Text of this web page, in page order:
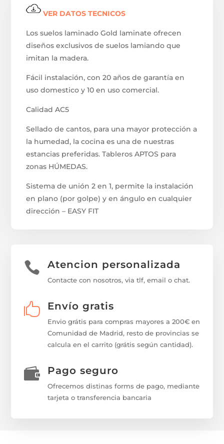
VER DATOS TECNICOS
Los suelos laminado Gold laminate ofrecen
diseños exclusivos de suelos lamiando que
imitan la madera.
Fácil instalación, con 20 años de garantía en
uso domestico y 10 en uso comercial.
Calidad AC5
Sellado de cantos, para una mayor protección a
la humedad, la cocina es una de nuestras
estancias preferidas. Tableros APTOS para
zonas HÚMEDAS.
Sistema de unión 2 en 1, permite la instalación
en plano (por golpe) y en ángulo en cualquier
dirección – EASY FIT
 Atencion personalizada
Contacte con nosotros, via tlf, email o chat.
 Envío gratis
Envio grátis para compras mayores a 200€ en
Comunidad de Madrid, resto de provincias se
calcula en el carrito (grátis según cantidad).
 Pago seguro
Ofrecemos distinas forms de pago, mediante
tarjeta o transferencia bancaria